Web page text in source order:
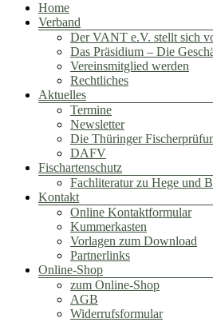
Home
Verband
Der VANT e.V. stellt sich
Das Präsidium – Die
Vereinsmitglied werden
Rechtliches
Aktuelles
Termine
Newsletter
Die Thüringer
DAFV
Fischartenschutz
Fachliteratur zu Hege und
Kontakt
Online Kontaktformular
Kummerkasten
Vorlagen zum Download
Partnerlinks
Online-Shop
zum Online-Shop
AGB
Widerrufsformular